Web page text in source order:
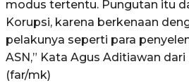
modus tertentu. Pungutan itu
Korupsi, karena berkenaan
pelakunya seperti para
ASN,” Kata Agus Aditiawan
(far/mk)